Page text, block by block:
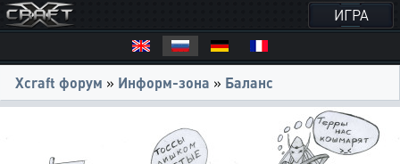
ИГРА
Xcraft форум » Информ-зона » Баланс